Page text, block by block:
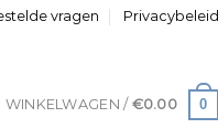
vragen Privacybeleid
WINKELWAGEN / €0.00 0